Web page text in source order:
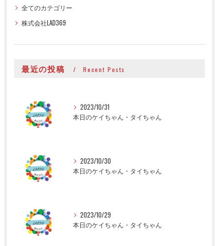
全てのカテゴリー
株式会社LAD369
最近の投稿 Recent Posts
2023/10/31
本日のケイちゃん・タイちゃん
2023/10/30
本日のケイちゃん・タイちゃん
2023/10/29
本日のケイちゃん・タイちゃん